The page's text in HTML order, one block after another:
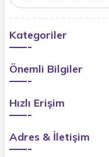
Kategoriler
Önemli Bilgiler
Hızlı Erişim
Adres & İletişim